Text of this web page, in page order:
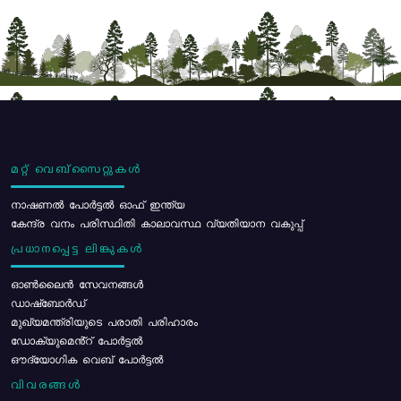
മറ്റ് വെബ്സൈറ്റുകൾ
നാഷണൽ പോർട്ടൽ ഓഫ് ഇന്ത്യ
കേന്ദ്ര വനം പരിസ്ഥിതി കാലാവസ്ഥ വ്യതിയാന വകുപ്പ്
പ്രധാനപ്പെട്ട ലിങ്കുകൾ
ഓൺലൈൻ സേവനങ്ങൾ
ഡാഷ്ബോർഡ്
മുഖ്യമന്ത്രിയുടെ പരാതി പരിഹാരം
ഡോക്യുമെൻ്റ് പോർട്ടൽ
ഔദ്യോഗിക വെബ് പോർട്ടൽ
വിവരങ്ങൾ